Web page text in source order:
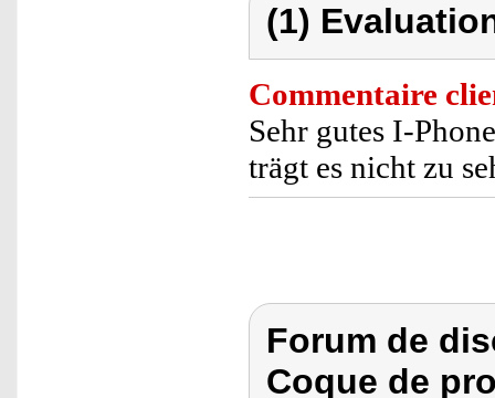
(1)
Commentaire
Sehr gutes I-
trägt es nicht zu
Forum de
Coque de